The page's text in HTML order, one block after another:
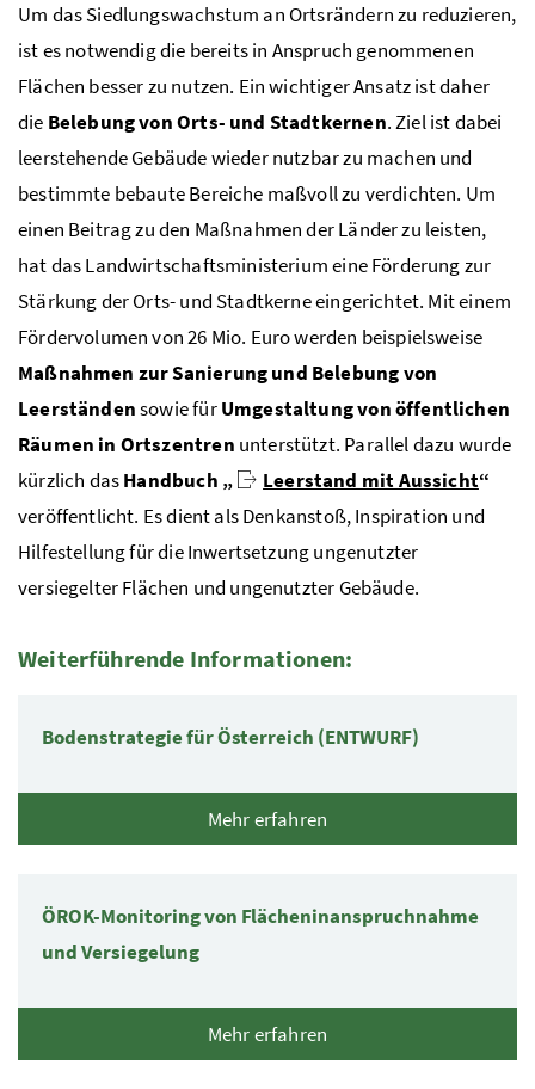
Um das Siedlungswachstum an Ortsrändern zu reduzieren,
ist es notwendig die bereits in Anspruch genommenen
Flächen besser zu nutzen. Ein wichtiger Ansatz ist daher
die Belebung von Orts- und Stadtkernen. Ziel ist dabei
leerstehende Gebäude wieder nutzbar zu machen und
bestimmte bebaute Bereiche maßvoll zu verdichten. Um
einen Beitrag zu den Maßnahmen der Länder zu leisten,
hat das Landwirtschaftsministerium eine Förderung zur
Stärkung der Orts- und Stadtkerne eingerichtet. Mit einem
Fördervolumen von 26 Mio. Euro werden beispielsweise
Maßnahmen zur Sanierung und Belebung von
Leerständensowie fürUmgestaltung von öffentlichen
Räumen in Ortszentren unterstützt. Parallel dazu wurde
kürzlich dasHandbuch „ Leerstand mit Aussicht“
veröffentlicht. Es dient als Denkanstoß, Inspiration und
Hilfestellung für die Inwertsetzung ungenutzter
versiegelter Flächen und ungenutzter Gebäude.
Weiterführende Informationen:
Bodenstrategie für Österreich (ENTWURF)
Mehr erfahren
ÖROK-Monitoring von Flächeninanspruchnahme
und Versiegelung
Mehr erfahren